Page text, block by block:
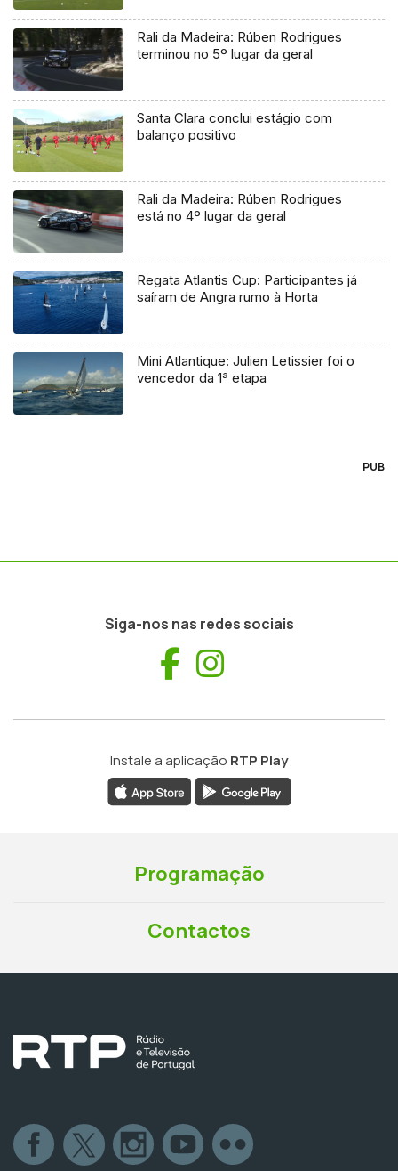
Rali da Madeira: Rúben Rodrigues
terminou no 5º lugar da geral
Santa Clara conclui estágio com
balanço positivo
Rali da Madeira: Rúben Rodrigues
está no 4º lugar da geral
Regata Atlantis Cup: Participantes já
saíram de Angra rumo à Horta
Mini Atlantique: Julien Letissier foi o
vencedor da 1ª etapa
PUB
Siga-nos nas redes sociais
Facebook
Instale a aplicação RTP Play
Programação
Contactos